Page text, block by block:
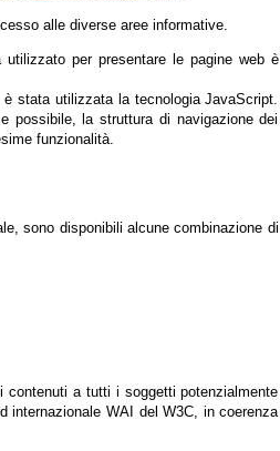
alle diverse aree informative.
per presentare le pagine web è
stata utilizzata la tecnologia JavaScript.
possibile, la struttura di navigazione dei
funzionalità.
sono disponibili alcune combinazione di
contenuti a tutti i soggetti potenzialmente
internazionale WAI del W3C, in coerenza